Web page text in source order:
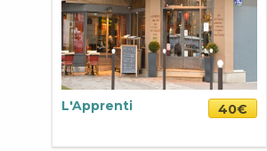
L'Apprenti 40€